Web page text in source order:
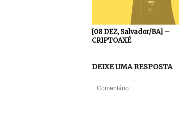
[08 DEZ, Salvador/BA] –
CRIPTOAXÉ
DEIXE UMA RESPOSTA